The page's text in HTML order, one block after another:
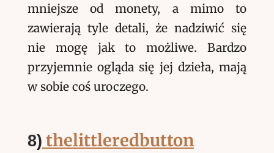
mniejsze od monety, a mimo to
zawierają tyle detali, że nadziwić się
nie mogę jak to możliwe. Bardzo
przyjemnie ogląda się jej dzieła, mają
w sobie coś uroczego.
8) thelittleredbutton